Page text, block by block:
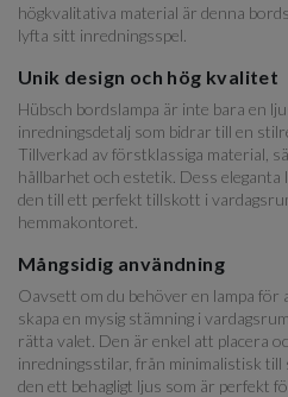
högkvalitativa material är denna
lyfta sitt inredningsspel.
Unik design och hög kvalitet
Hübsch bordslampa är inte bara en
inredningsdetalj som bidrar till en
Tillverkad av förstklassiga material,
hållbarhet och estetik. Dess
den till ett perfekt tillskott i
hemmakontoret.
Mångsidig användning
Oavsett om du behöver en lampa
skapa en mysig stämning i
rätta valet. Den är enkel att placera
inredningsstilar, från minimalistisk
den ett behagligt ljus som är perfekt